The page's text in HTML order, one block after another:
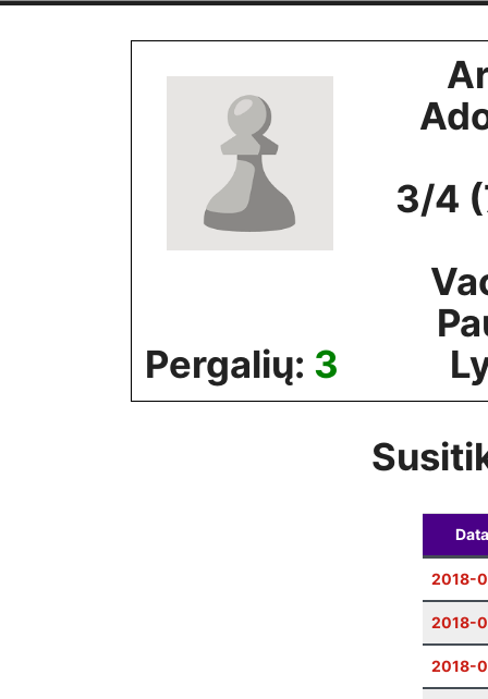
3/4
Pergalių: 3
Data
2018-
2018-
2018-